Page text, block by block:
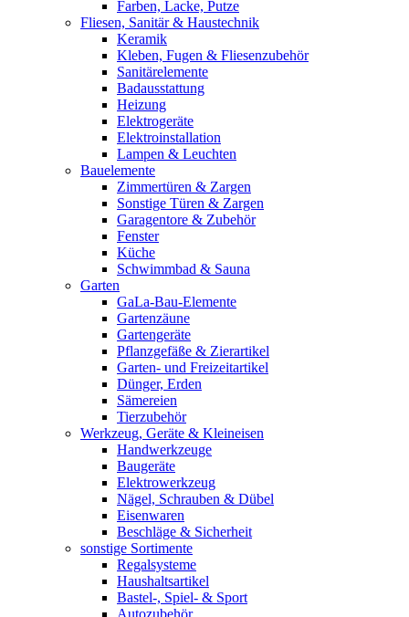
Farben, Lacke, Putze
Fliesen, Sanitär & Haustechnik
Keramik
Kleben, Fugen & Fliesenzubehör
Sanitärelemente
Badausstattung
Heizung
Elektrogeräte
Elektroinstallation
Lampen & Leuchten
Bauelemente
Zimmertüren & Zargen
Sonstige Türen & Zargen
Garagentore & Zubehör
Fenster
Küche
Schwimmbad & Sauna
Garten
GaLa-Bau-Elemente
Gartenzäune
Gartengeräte
Pflanzgefäße & Zierartikel
Garten- und Freizeitartikel
Dünger, Erden
Sämereien
Tierzubehör
Werkzeug, Geräte & Kleineisen
Handwerkzeuge
Baugeräte
Elektrowerkzeug
Nägel, Schrauben & Dübel
Eisenwaren
Beschläge & Sicherheit
sonstige Sortimente
Regalsysteme
Haushaltsartikel
Bastel-, Spiel- & Sport
Autozubehör